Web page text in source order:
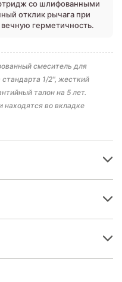
со шлифованными
отклик рычага при
вечную герметичность.
смеситель для
1/2", жесткий
талон на 5 лет.
находятся во вкладке